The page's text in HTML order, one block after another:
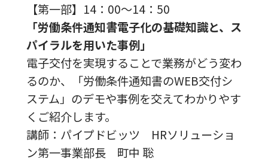
【第一部】14：00～14：50
「労働条件通知書電子化の基礎知識と、ス
パイラルを用いた事例」
電子交付を実現することで業務がどう変わ
るのか、「労働条件通知書のWEB交付シ
ステム」のデモや事例を交えてわかりやす
くご紹介します。
講師：パイプドビッツ HRソリューショ
ン第一事業部長 町中 聡